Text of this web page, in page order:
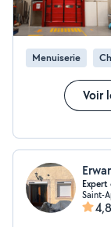
Menuiserie
Voir
Saint-